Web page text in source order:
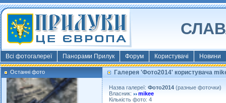
Всі фотогалереї Панорами Прилук Форум Користувачі Новини
Останні фото
Фото: Київ 2022
Власник:
morsresistis
Галерея:
Templates
Додано: 2022-11-13
Галерея 'Фото2014' користувача
Назва галереї: Фото2014 (разные фоточки)
Власник:
mikee
Кількість фото: 4